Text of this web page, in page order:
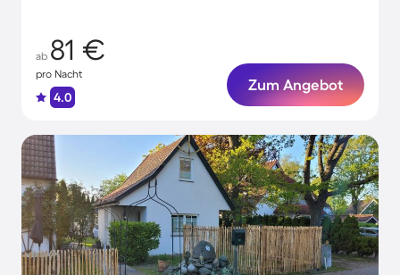
ab 81 €
pro Nacht
4.0
Zum Angebot